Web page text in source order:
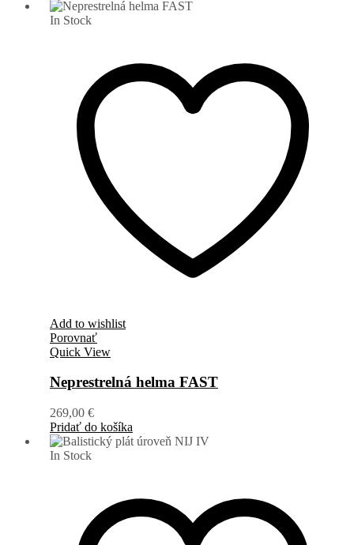
In Stock
Add to wishlist
Porovnať
Quick View
Neprestrelná helma FAST
269,00 €
Pridať do košíka
In Stock